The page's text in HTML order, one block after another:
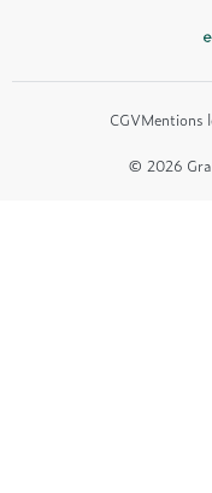
CGVMentions
© 2026